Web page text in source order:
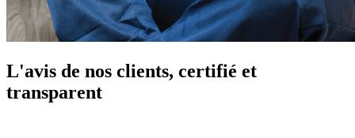
L'avis de nos clients, certifié et
transparent